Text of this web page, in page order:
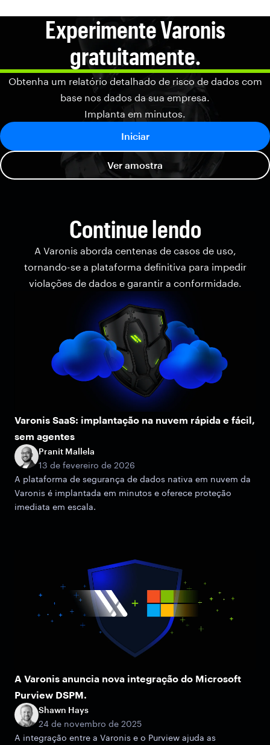
Experimente Varonis
gratuitamente.
Obtenha um relatório detalhado de risco de dados com
base nos dados da sua empresa.
Implanta em minutos.
Iniciar
Ver amostra
Continue lendo
A Varonis aborda centenas de casos de uso,
tornando-se a plataforma definitiva para impedir
violações de dados e garantir a conformidade.
Varonis SaaS: implantação na nuvem rápida e fácil,
sem agentes
Pranit Mallela
13 de fevereiro de 2026
A plataforma de segurança de dados nativa em nuvem da
Varonis é implantada em minutos e oferece proteção
imediata em escala.
A Varonis anuncia nova integração do Microsoft
Purview DSPM.
Shawn Hays
24 de novembro de 2025
A integração entre a Varonis e o Purview ajuda as